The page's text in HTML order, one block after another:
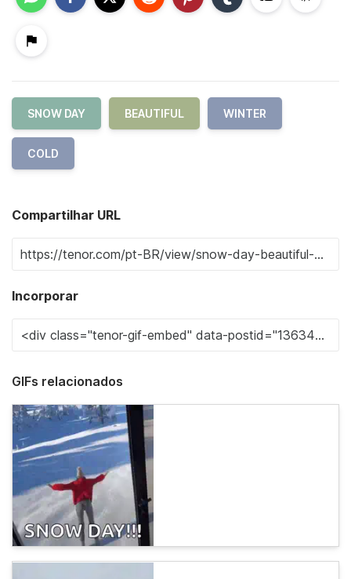
SNOW DAY BEAUTIFUL WINTER
COLD
Compartilhar URL
Incorporar
GIFs relacionados